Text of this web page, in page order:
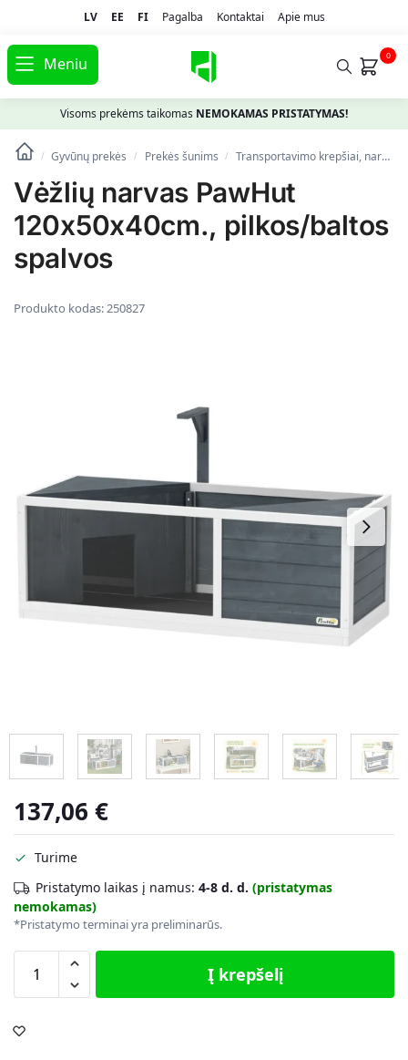
LV EE FI Pagalba Kontaktai Apie mus
Meniu 0
Visoms prekėms taikomas NEMOKAMAS PRISTATYMAS!
/ Gyvūnų prekės / Prekės šunims / Transportavimo krepšiai, narvai
Vėžlių narvas PawHut
120x50x40cm., pilkos/baltos
spalvos
Produkto kodas:250827
137,06 €
Turime
Pristatymo laikas į namus: 4-8 d. d. (pristatymas
nemokamas)
*Pristatymo terminai yra preliminarūs.
Į krepšelį